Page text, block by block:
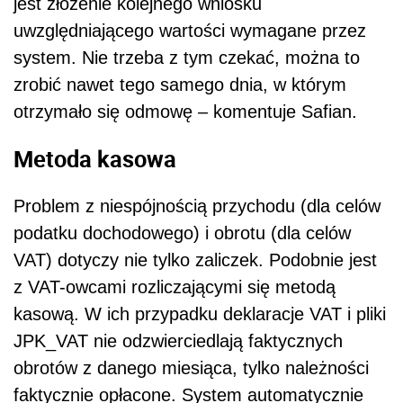
uwzględniającego wartości wymagane przez
system. Nie trzeba z tym czekać, można to
zrobić nawet tego samego dnia, w którym
otrzymało się odmowę – komentuje Safian.
Metoda kasowa
Problem z niespójnością przychodu (dla celów
podatku dochodowego) i obrotu (dla celów
VAT) dotyczy nie tylko zaliczek. Podobnie jest
z VAT-owcami rozliczającymi się metodą
kasową. W ich przypadku deklaracje VAT i pliki
JPK_VAT nie odzwierciedlają faktycznych
obrotów z danego miesiąca, tylko należności
faktycznie opłacone. System automatycznie